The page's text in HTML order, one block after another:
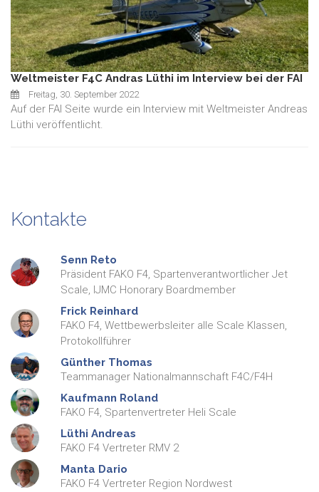
Weltmeister F4C Andras Lüthi im Interview bei der FAI
Freitag, 30. September 2022
Auf der FAI Seite wurde ein Interview mit Weltmeister Andreas
Lüthi veröffentlicht.
Kontakte
Senn Reto
Präsident FAKO F4, Spartenverantwortlicher Jet
Scale, IJMC Honorary Boardmember
Frick Reinhard
FAKO F4, Wettbewerbsleiter alle Scale Klassen,
Protokollführer
Günther Thomas
Teammanager Nationalmannschaft F4C/F4H
Kaufmann Roland
FAKO F4, Spartenvertreter Heli Scale
Lüthi Andreas
FAKO F4 Vertreter RMV 2
Manta Dario
FAKO F4 Vertreter Region Nordwest